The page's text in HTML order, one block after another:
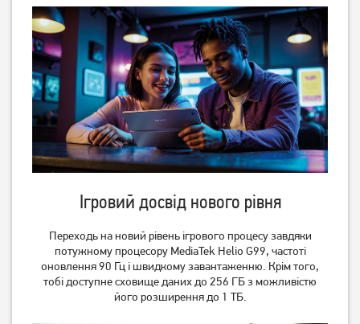
Ігровий досвід нового рівня
Переходь на новий рівень ігрового процесу завдяки
потужному процесору MediaTek Helio G99, частоті
оновлення 90 Гц і швидкому завантаженню. Крім того,
тобі доступне сховище даних до 256 ГБ з можливістю
його розширення до 1 ТБ.